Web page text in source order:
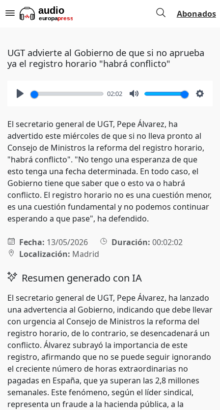
Abonados
UGT advierte al Gobierno de que si no aprueba
ya el registro horario "habrá conflicto"
02:02
El secretario general de UGT, Pepe Álvarez, ha
advertido este miércoles de que si no lleva pronto al
Consejo de Ministros la reforma del registro horario,
"habrá conflicto". "No tengo una esperanza de que
esto tenga una fecha determinada. En todo caso, el
Gobierno tiene que saber que o esto va o habrá
conflicto. El registro horario no es una cuestión menor,
es una cuestión fundamental y no podemos continuar
esperando a que pase", ha defendido.
Fecha: 13/05/2026 Duración: 00:02:02
Localización: Madrid
Resumen generado con IA
El secretario general de UGT, Pepe Álvarez, ha lanzado
una advertencia al Gobierno, indicando que debe llevar
con urgencia al Consejo de Ministros la reforma del
registro horario, de lo contrario, se desencadenará un
conflicto. Álvarez subrayó la importancia de este
registro, afirmando que no se puede seguir ignorando
el creciente número de horas extraordinarias no
pagadas en España, que ya superan las 2,8 millones
semanales. Este fenómeno, según el líder sindical,
representa un fraude a la hacienda pública, a la